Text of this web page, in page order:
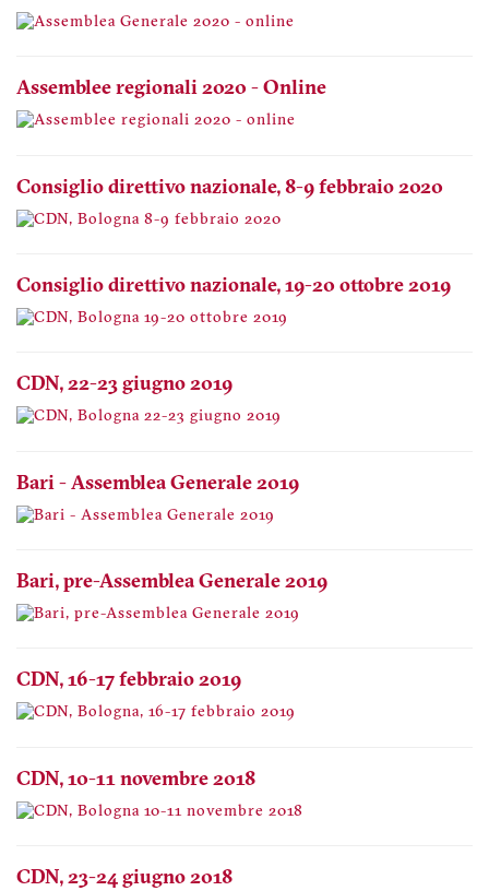
Assemblee regionali 2020 - Online
Consiglio direttivo nazionale, 8-9 febbraio 2020
Consiglio direttivo nazionale, 19-20 ottobre 2019
CDN, 22-23 giugno 2019
Bari - Assemblea Generale 2019
Bari, pre-Assemblea Generale 2019
CDN, 16-17 febbraio 2019
CDN, 10-11 novembre 2018
CDN, 23-24 giugno 2018